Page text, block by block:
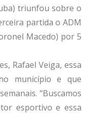
triunfou sobre o
partida o ADM
Macedo) por 5
Rafael Veiga, essa
município e que
“Buscamos
esportivo e essa